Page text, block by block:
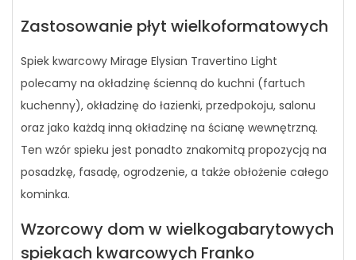
Zastosowanie płyt wielkoformatowych
Spiek kwarcowy Mirage Elysian Travertino Light
polecamy na okładzinę ścienną do kuchni (fartuch
kuchenny), okładzinę do łazienki, przedpokoju, salonu
oraz jako każdą inną okładzinę na ścianę wewnętrzną.
Ten wzór spieku jest ponadto znakomitą propozycją na
posadzkę, fasadę, ogrodzenie, a także obłożenie całego
kominka.
Wzorcowy dom w wielkogabarytowych
spiekach kwarcowych Franko